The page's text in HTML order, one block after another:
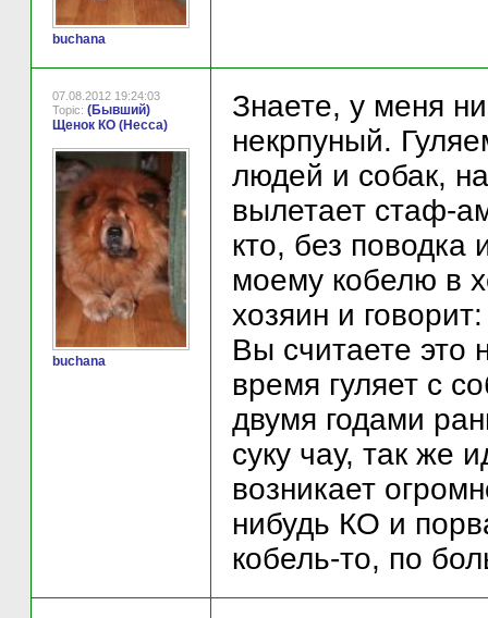
buchana
07.08.2012 19:24:03
Topic: (Бывший)
Щенок КО (Несса)
buchana
Знаете, у меня
некрпуный.
людей и собак,
вылетает стаф-
кто, без поводка
моему кобелю в
хозяин и
Вы считаете это
время гуляет с
двумя годами
суку чау, так же
возникает
нибудь КО и
кобель-то, по